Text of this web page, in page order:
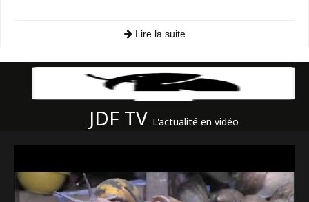
Lire la suite
JDF TV L'actualité en vidéo